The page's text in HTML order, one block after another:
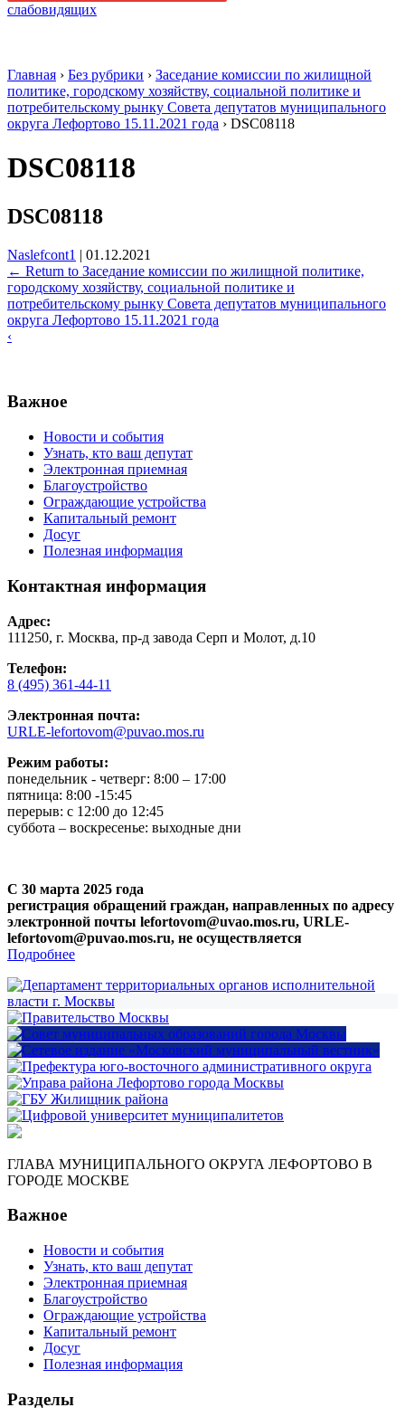
слабовидящих
Главная › Без рубрики › Заседание комиссии по жилищной
политике, городскому хозяйству, социальной политике и
потребительскому рынку Совета депутатов муниципального
округа Лефортово 15.11.2021 года › DSC08118
DSC08118
DSC08118
Naslefcont1 | 01.12.2021
← Return to Заседание комиссии по жилищной политике,
городскому хозяйству, социальной политике и
потребительскому рынку Совета депутатов муниципального
округа Лефортово 15.11.2021 года
‹
Важное
Новости и события
Узнать, кто ваш депутат
Электронная приемная
Благоустройство
Ограждающие устройства
Капитальный ремонт
Досуг
Полезная информация
Контактная информация
Адрес:
111250, г. Москва, пр-д завода Серп и Молот, д.10
Телефон:
8 (495) 361-44-11
Электронная почта:
URLE-lefortovom@puvao.mos.ru
Режим работы:
понедельник - четверг: 8:00 – 17:00
пятница: 8:00 -15:45
перерыв: с 12:00 до 12:45
суббота – воскресенье: выходные дни
С 30 марта 2025 года
регистрация обращений граждан, направленных по адресу
электронной почты lefortovom@uvao.mos.ru, URLE-
lefortovom@puvao.mos.ru, не осуществляется
Подробнее
ГЛАВА МУНИЦИПАЛЬНОГО ОКРУГА ЛЕФОРТОВО В
ГОРОДЕ МОСКВЕ
Важное
Новости и события
Узнать, кто ваш депутат
Электронная приемная
Благоустройство
Ограждающие устройства
Капитальный ремонт
Досуг
Полезная информация
Разделы